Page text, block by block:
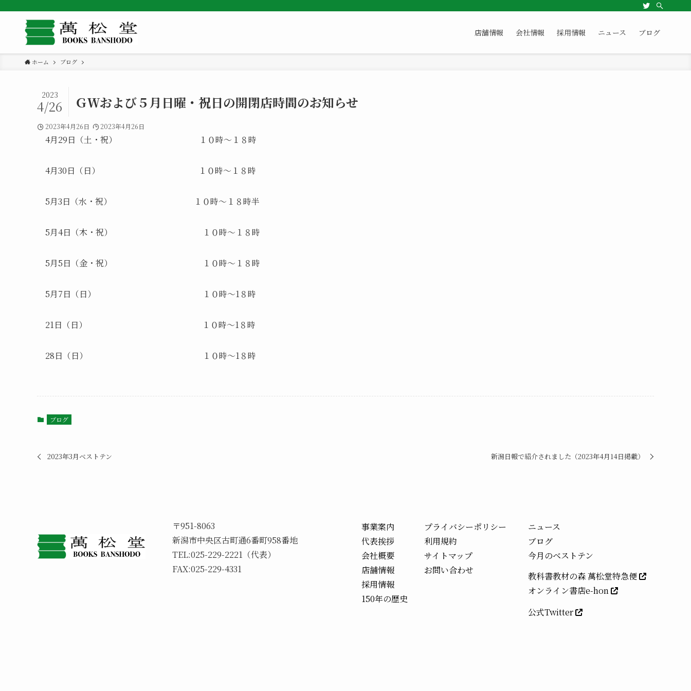
店舗情報 会社情報 採用情報 ニュース ブログ
ホーム ブログ
ＧＷおよび５月日曜・祝日の開閉店時間のお知らせ
2023
4/26
2023年4月26日 2023年4月26日
4月29日（土・祝） １０時～１８時
4月30日（日） １０時～１８時
5月3日（水・祝） １０時～１８時半
5月4日（木・祝） １０時～１８時
5月5日（金・祝） １０時～１８時
5月7日（日） １０時～1８時
21日（日） １０時～1８時
28日（日） １０時～1８時
ブログ
2023年3月ベストテン 新潟日報で紹介されました（2023年4月14日掲載）
〒951-8063
新潟市中央区古町通6番町958番地
TEL:025-229-2221（代表）
FAX:025-229-4331
事業案内
代表挨拶
会社概要
店舗情報
採用情報
150年の歴史
プライバシーポリシー
利用規約
サイトマップ
お問い合わせ
ニュース
ブログ
今月のベストテン
教科書教材の森 萬松堂特急便
オンライン書店e-hon
公式Twitter